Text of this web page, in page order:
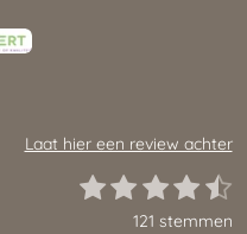
Laat hier een review achter
1
2 3
s
4
s
5
s
S
e
121 stemmen